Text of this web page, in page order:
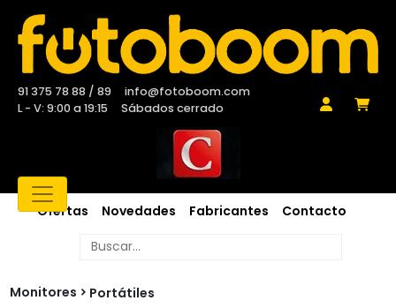
91 375 78 88 / 89
info@fotoboom.com
L - V: 9:00 a 19:15
Sábados cerrado
Ofertas Novedades Fabricantes Contacto
Monitores Portátiles